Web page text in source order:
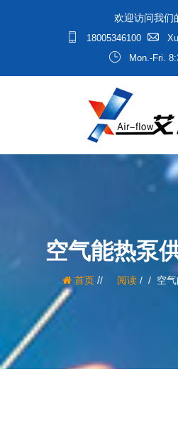
欢迎访问我们
18005346100
Mon.-Fri.
空气能热泵
首页/ 阅读/ 空